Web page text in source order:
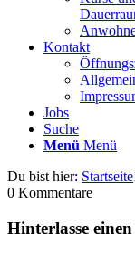
Kontakt
Jobs
Suche
Menü Menü
Du bist hier: Startseite
0 Kommentare
Hinterlasse